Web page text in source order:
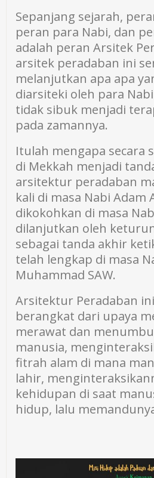
Sepanjang sejarah,
peran para Nabi, dan
adalah peran Arsitek
arsitek peradaban ini
melanjutkan apa apa
diarsiteki oleh para
tidak sibuk menjadi
pada zamannya.
Itulah mengapa secara
di Mekkah menjadi
arsitektur peradaban
kali di masa Nabi Adam
dikokohkan di masa
dilanjutkan oleh
sebagai tanda akhir
telah lengkap di masa
Muhammad SAW.
Arsitektur Peradaban
berangkat dari upaya
merawat dan
manusia,
fitrah alam di mana
lahir,
kehidupan di saat
hidup, lalu